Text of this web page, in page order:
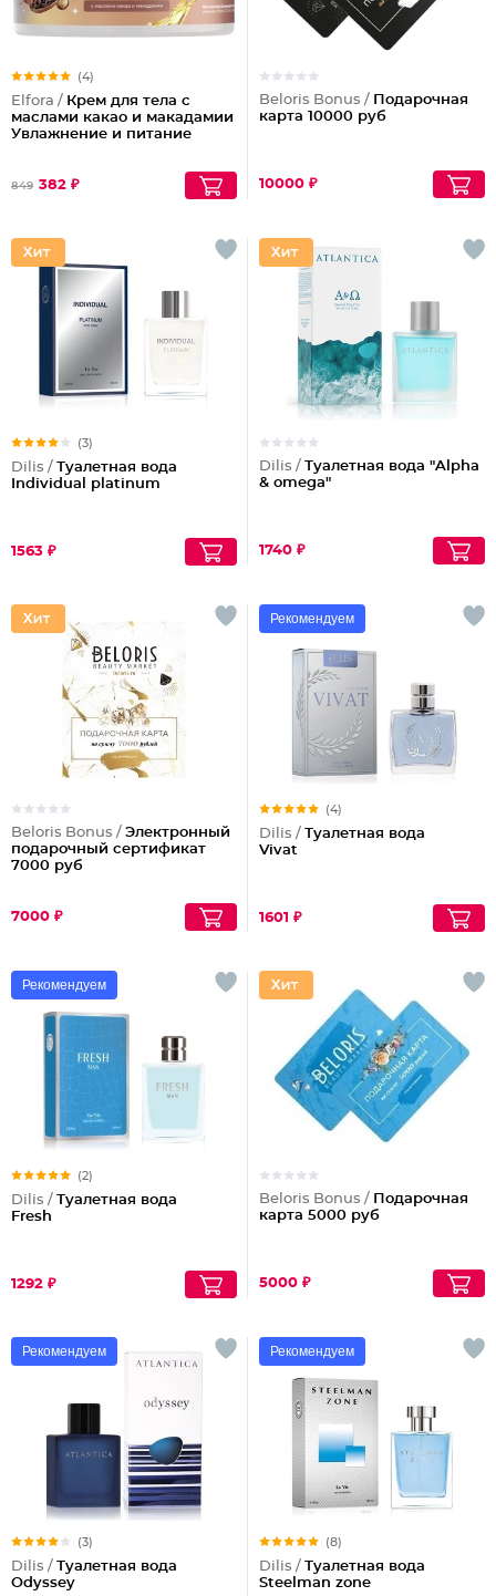
(4)
Elfora / Крем для тела с
маслами какао и макадамии
Увлажнение и питание
849 382 ₽
Beloris Bonus / Подарочная
карта 10000 руб
10000 ₽
(3)
Dilis / Туалетная вода
Individual platinum
1563 ₽
Dilis / Туалетная вода "Alpha
& omega"
1740 ₽
Beloris Bonus / Электронный
подарочный сертификат
7000 руб
7000 ₽
Рекомендуем
(4)
Dilis / Туалетная вода
Vivat
1601 ₽
Рекомендуем
(2)
Dilis / Туалетная вода
Fresh
1292 ₽
Beloris Bonus / Подарочная
карта 5000 руб
5000 ₽
Рекомендуем
(3)
Dilis / Туалетная вода
Odyssey
Рекомендуем
(8)
Dilis / Туалетная вода
Steelman zone